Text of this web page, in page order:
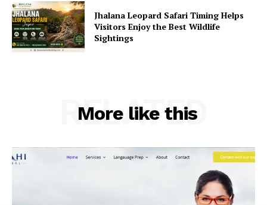
Jhalana Leopard Safari Timing Helps
Visitors Enjoy the Best Wildlife
Sightings
More like this
RELATED